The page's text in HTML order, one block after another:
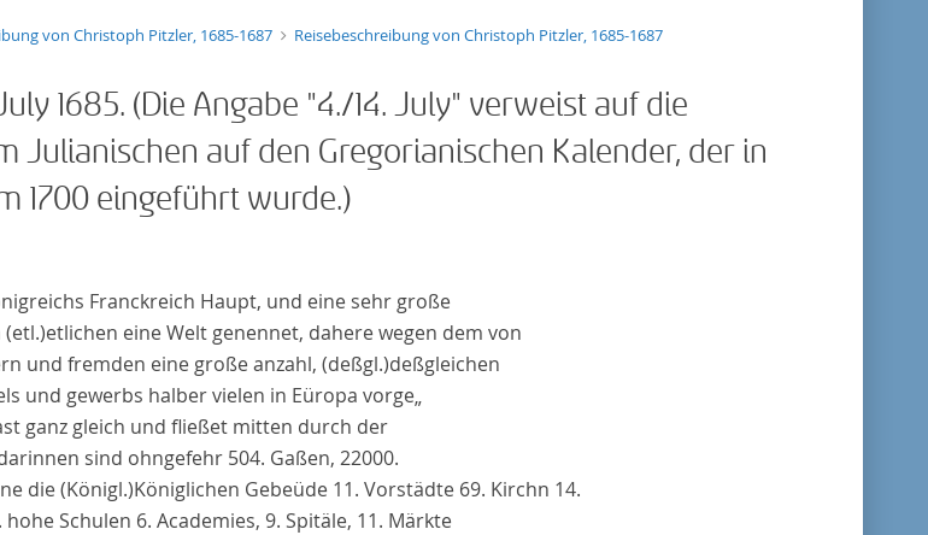
von Christoph Pitzler, 1685-1687 Reisebeschreibung von Christoph Pitzler, 1685-1687
1685. (Die Angabe "4./14. July" verweist auf die
Julianischen auf den Gregorianischen Kalender, der in
1700 eingeführt wurde.)
Franckreich Haupt, und eine sehr große
(etl.)etlichen eine Welt genennet, dahere wegen dem von
und fremden eine große anzahl, (deßgl.)deßgleichen
und gewerbs halber vielen in Eüropa vorge„
ganz gleich und fließet mitten durch der
sind ohngefehr 504. Gaßen, 22000.
die(Königl.)Königlichen Gebeüde 11. Vorstädte 69. Kirchn 14.
hohe Schulen 6. Academies, 9. Spitäle, 11. Märkte